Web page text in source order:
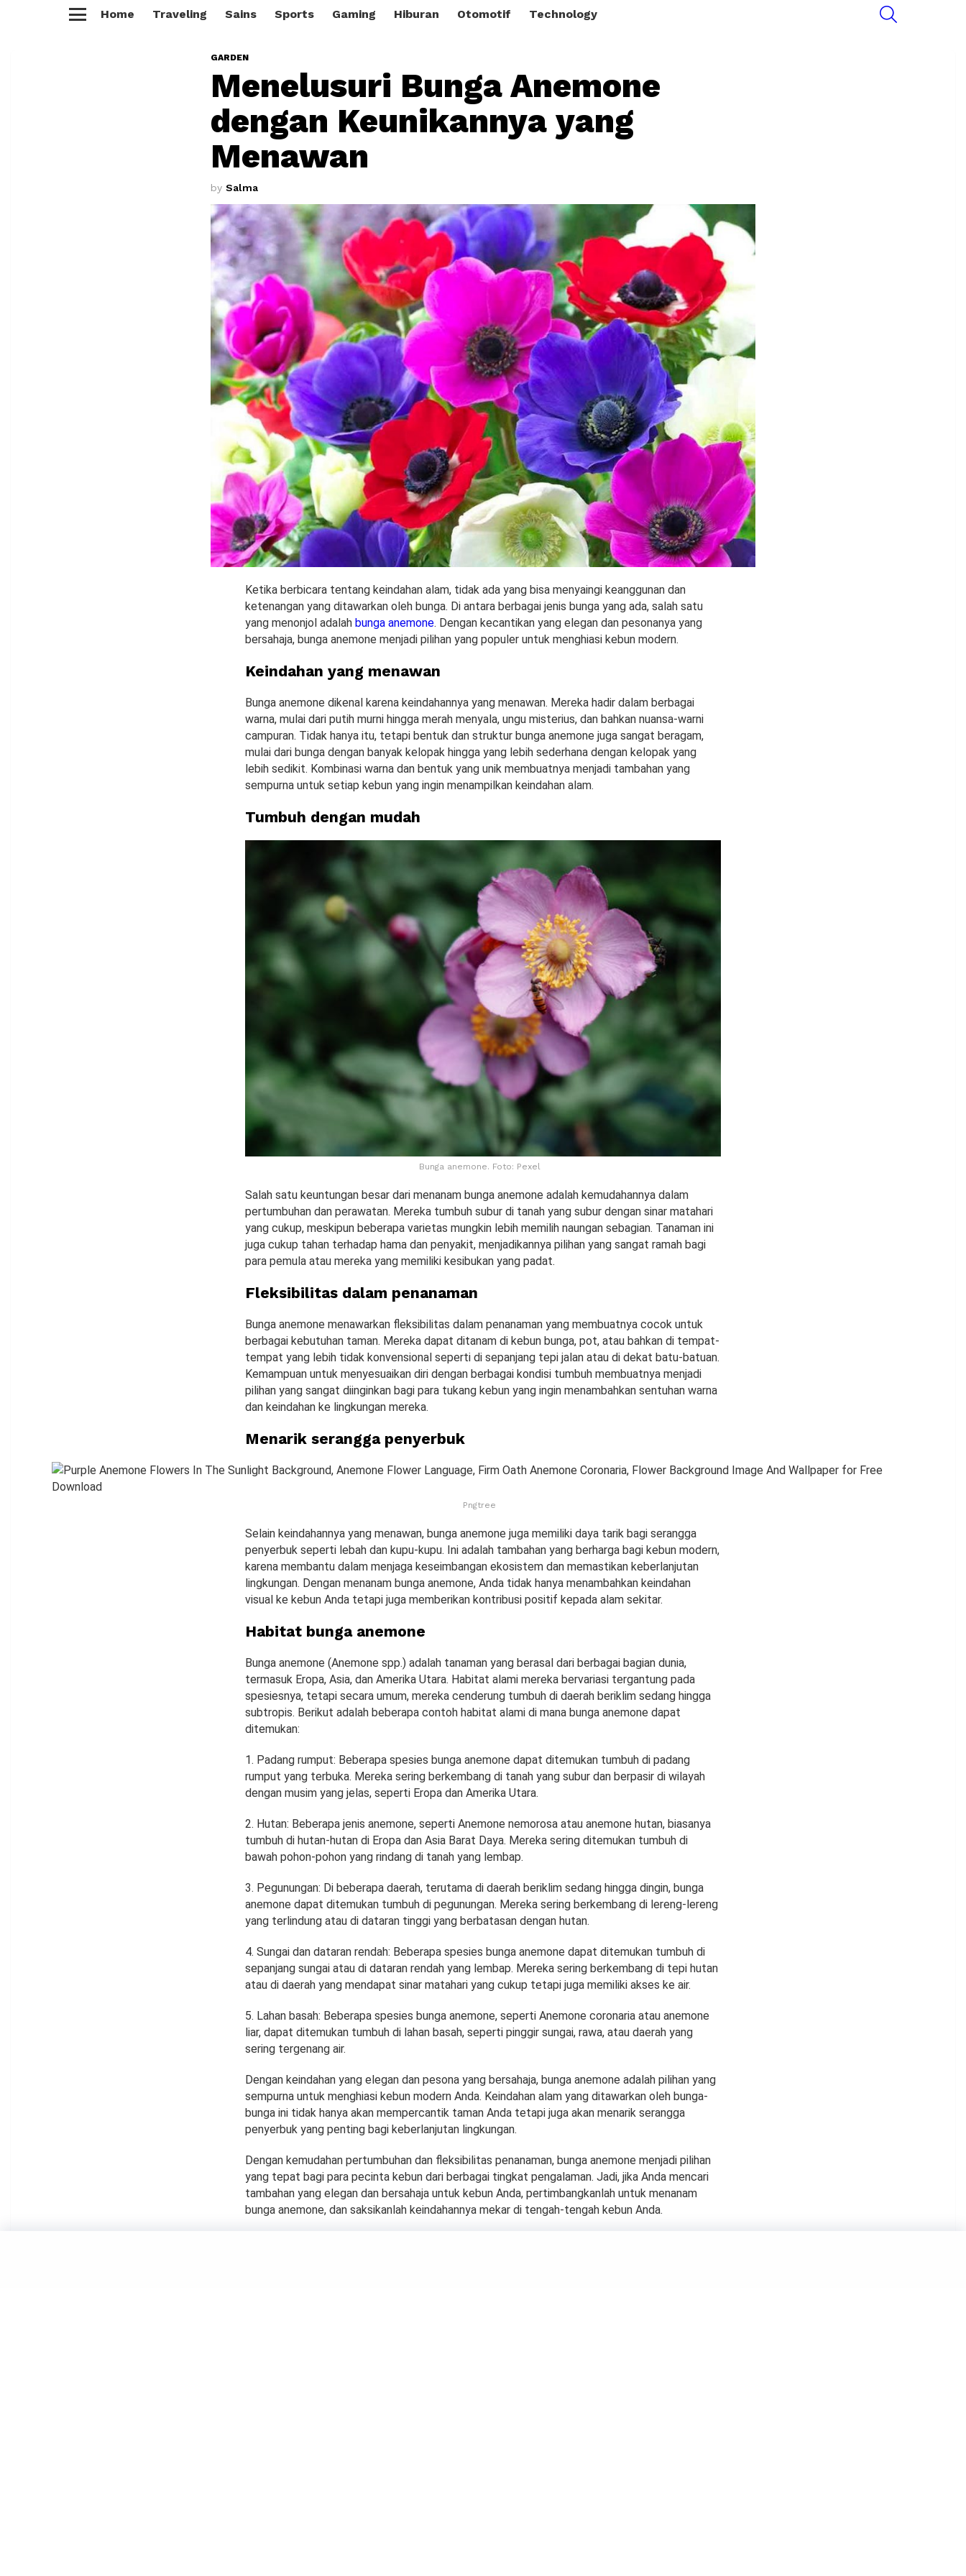
Home Traveling Sains Sports Gaming Hiburan Otomotif Technology
GARDEN
Menelusuri Bunga Anemone
dengan Keunikannya yang
Menawan
by Salma
Ketika berbicara tentang keindahan alam, tidak ada yang bisa menyaingi keanggunan dan
ketenangan yang ditawarkan oleh bunga. Di antara berbagai jenis bunga yang ada, salah satu
yang menonjol adalah bunga anemone. Dengan kecantikan yang elegan dan pesonanya yang
bersahaja, bunga anemone menjadi pilihan yang populer untuk menghiasi kebun modern.
Keindahan yang menawan
Bunga anemone dikenal karena keindahannya yang menawan. Mereka hadir dalam berbagai
warna, mulai dari putih murni hingga merah menyala, ungu misterius, dan bahkan nuansa-warni
campuran. Tidak hanya itu, tetapi bentuk dan struktur bunga anemone juga sangat beragam,
mulai dari bunga dengan banyak kelopak hingga yang lebih sederhana dengan kelopak yang
lebih sedikit. Kombinasi warna dan bentuk yang unik membuatnya menjadi tambahan yang
sempurna untuk setiap kebun yang ingin menampilkan keindahan alam.
Tumbuh dengan mudah
Bunga anemone. Foto: Pexel
Salah satu keuntungan besar dari menanam bunga anemone adalah kemudahannya dalam
pertumbuhan dan perawatan. Mereka tumbuh subur di tanah yang subur dengan sinar matahari
yang cukup, meskipun beberapa varietas mungkin lebih memilih naungan sebagian. Tanaman ini
juga cukup tahan terhadap hama dan penyakit, menjadikannya pilihan yang sangat ramah bagi
para pemula atau mereka yang memiliki kesibukan yang padat.
Fleksibilitas dalam penanaman
Bunga anemone menawarkan fleksibilitas dalam penanaman yang membuatnya cocok untuk
berbagai kebutuhan taman. Mereka dapat ditanam di kebun bunga, pot, atau bahkan di tempat-
tempat yang lebih tidak konvensional seperti di sepanjang tepi jalan atau di dekat batu-batuan.
Kemampuan untuk menyesuaikan diri dengan berbagai kondisi tumbuh membuatnya menjadi
pilihan yang sangat diinginkan bagi para tukang kebun yang ingin menambahkan sentuhan warna
dan keindahan ke lingkungan mereka.
Menarik serangga penyerbuk
Pngtree
Selain keindahannya yang menawan, bunga anemone juga memiliki daya tarik bagi serangga
penyerbuk seperti lebah dan kupu-kupu. Ini adalah tambahan yang berharga bagi kebun modern,
karena membantu dalam menjaga keseimbangan ekosistem dan memastikan keberlanjutan
lingkungan. Dengan menanam bunga anemone, Anda tidak hanya menambahkan keindahan
visual ke kebun Anda tetapi juga memberikan kontribusi positif kepada alam sekitar.
Habitat bunga anemone
Bunga anemone (Anemone spp.) adalah tanaman yang berasal dari berbagai bagian dunia,
termasuk Eropa, Asia, dan Amerika Utara. Habitat alami mereka bervariasi tergantung pada
spesiesnya, tetapi secara umum, mereka cenderung tumbuh di daerah beriklim sedang hingga
subtropis. Berikut adalah beberapa contoh habitat alami di mana bunga anemone dapat
ditemukan:
1. Padang rumput: Beberapa spesies bunga anemone dapat ditemukan tumbuh di padang
rumput yang terbuka. Mereka sering berkembang di tanah yang subur dan berpasir di wilayah
dengan musim yang jelas, seperti Eropa dan Amerika Utara.
2. Hutan: Beberapa jenis anemone, seperti Anemone nemorosa atau anemone hutan, biasanya
tumbuh di hutan-hutan di Eropa dan Asia Barat Daya. Mereka sering ditemukan tumbuh di
bawah pohon-pohon yang rindang di tanah yang lembap.
3. Pegunungan: Di beberapa daerah, terutama di daerah beriklim sedang hingga dingin, bunga
anemone dapat ditemukan tumbuh di pegunungan. Mereka sering berkembang di lereng-lereng
yang terlindung atau di dataran tinggi yang berbatasan dengan hutan.
4. Sungai dan dataran rendah: Beberapa spesies bunga anemone dapat ditemukan tumbuh di
sepanjang sungai atau di dataran rendah yang lembap. Mereka sering berkembang di tepi hutan
atau di daerah yang mendapat sinar matahari yang cukup tetapi juga memiliki akses ke air.
5. Lahan basah: Beberapa spesies bunga anemone, seperti Anemone coronaria atau anemone
liar, dapat ditemukan tumbuh di lahan basah, seperti pinggir sungai, rawa, atau daerah yang
sering tergenang air.
Dengan keindahan yang elegan dan pesona yang bersahaja, bunga anemone adalah pilihan yang
sempurna untuk menghiasi kebun modern Anda. Keindahan alam yang ditawarkan oleh bunga-
bunga ini tidak hanya akan mempercantik taman Anda tetapi juga akan menarik serangga
penyerbuk yang penting bagi keberlanjutan lingkungan.
Dengan kemudahan pertumbuhan dan fleksibilitas penanaman, bunga anemone menjadi pilihan
yang tepat bagi para pecinta kebun dari berbagai tingkat pengalaman. Jadi, jika Anda mencari
tambahan yang elegan dan bersahaja untuk kebun Anda, pertimbangkanlah untuk menanam
bunga anemone, dan saksikanlah keindahannya mekar di tengah-tengah kebun Anda.